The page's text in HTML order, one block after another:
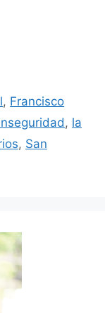
, Francisco
, la
, San